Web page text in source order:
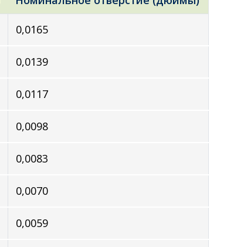
0,0165
0,0139
0,0117
0,0098
0,0083
0,0070
0,0059